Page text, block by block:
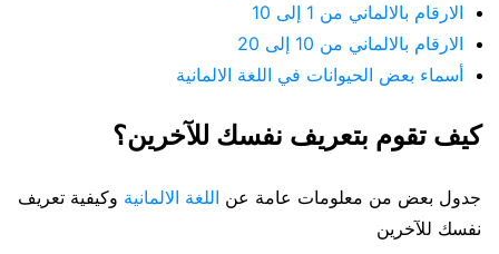
الارقام بالالماني من 1 إلى 10
الارقام بالالماني من 10 إلى 20
أسماء بعض الحيوانات في اللغة الالمانية
كيف تقوم بتعريف نفسك للآخرين؟
جدول بعض من معلومات عامة عن اللغة الالمانية وكيفية تعريف
نفسك للآخرين